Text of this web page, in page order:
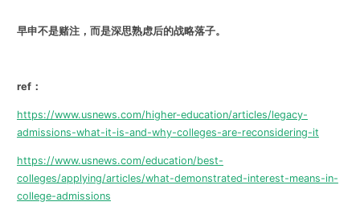
早申不是赌注，而是深思熟虑后的战略落子。
ref：
https://www.usnews.com/higher-education/articles/legacy-
admissions-what-it-is-and-why-colleges-are-reconsidering-it
https://www.usnews.com/education/best-
colleges/applying/articles/what-demonstrated-interest-means-in-
college-admissions